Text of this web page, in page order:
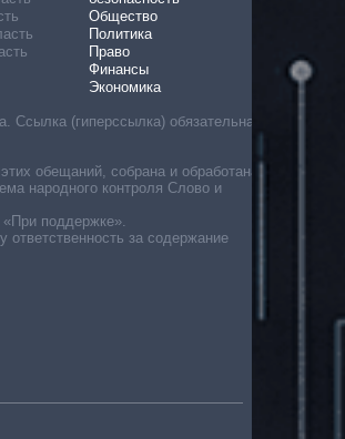
Общество
Политика
Право
Финансы
Экономика
Ссылка (гиперссылка) обязательна
обещаний, собрана и обработана
народного контроля Слово и
поддержке».
за содержание